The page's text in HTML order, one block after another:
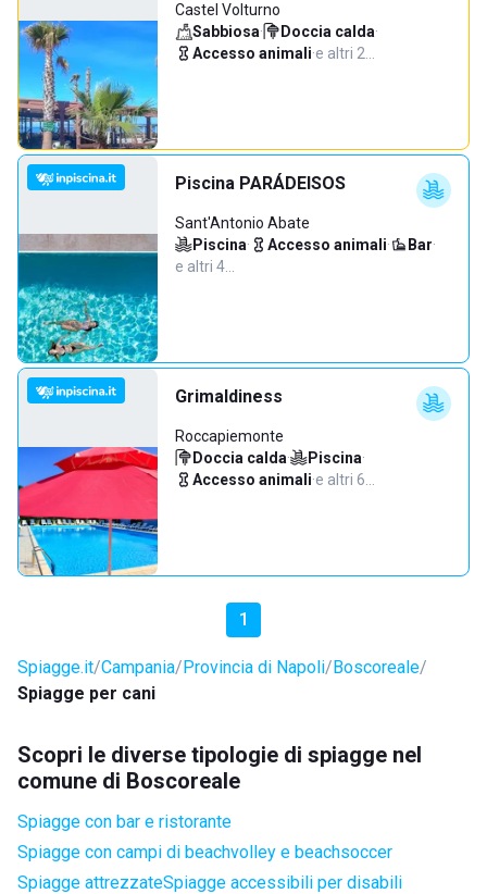
Castel Volturno
Sabbiosa· Doccia calda·
Accesso animali·e altri 2…
Piscina PARÁDEISOS
Sant'Antonio Abate
Piscina· Accesso animali· Bar·
e altri 4…
Grimaldiness
Roccapiemonte
Doccia calda· Piscina·
Accesso animali·e altri 6…
1
Spiagge.it Campania Provincia di Napoli Boscoreale
Spiagge per cani
Scopri le diverse tipologie di spiagge nel
comune di Boscoreale
Spiagge con bar e ristorante
Spiagge con campi di beachvolley e beachsoccer
Spiagge attrezzateSpiagge accessibili per disabili